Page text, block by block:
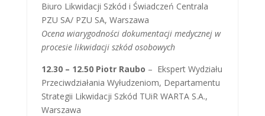
Biuro Likwidacji Szkód i Świadczeń Centrala
PZU SA/ PZU SA, Warszawa
Ocena wiarygodności dokumentacji medycznej w
procesie likwidacji szkód osobowych
12.30 – 12.50 Piotr Raubo – Ekspert Wydziału
Przeciwdziałania Wyłudzeniom, Departamentu
Strategii Likwidacji Szkód TUiR WARTA S.A.,
Warszawa